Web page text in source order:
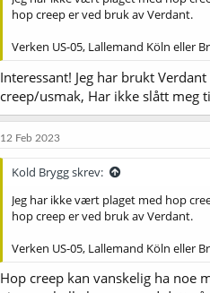
e
r
hop creep er ved bruk av Verdant.
Verken US-05, Lallemand Köln eller
Interessant! Jeg har brukt
creep/usmak, Har ikke slått
12 Feb 2023
Kold Brygg skrev:
Jeg har ikke vært plaget med hop
hop creep er ved bruk av Verdant.
Verken US-05, Lallemand Köln eller
Hop creep kan vanskelig ha noe